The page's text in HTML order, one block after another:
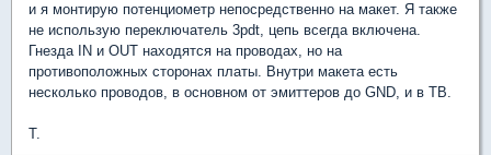
и я монтирую потенциометр непосредственно на макет. Я также
не использую переключатель 3pdt, цепь всегда включена.
Гнезда IN и OUT находятся на проводах, но на
противоположных сторонах платы. Внутри макета есть
несколько проводов, в основном от эмиттеров до GND, и в TB.
T.